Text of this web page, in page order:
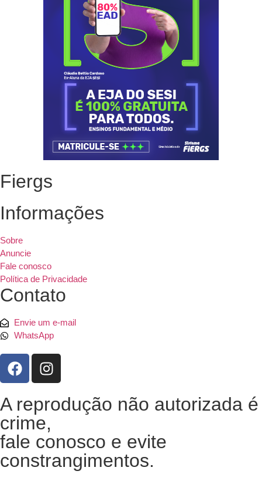
Fiergs
Informações
Sobre
Anuncie
Fale conosco
Política de Privacidade
Contato
Envie um e-mail
WhatsApp
A reprodução não autorizada é
crime,
fale conosco e evite
constrangimentos.